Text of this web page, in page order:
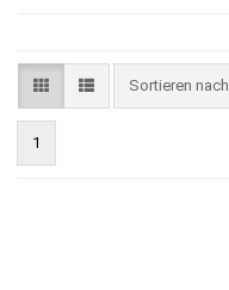
Sortieren nach
Sortieren nach
1